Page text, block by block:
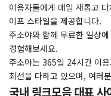
이용자들에게 매일 새롭고
이프 스타일을 제공합니다.
주소야와 함께 무료한 일상
경험해보세요.
주소야는 365일 24시간 이
최선을 다하고 있으며, 여러
국내 링크모음 대표 사